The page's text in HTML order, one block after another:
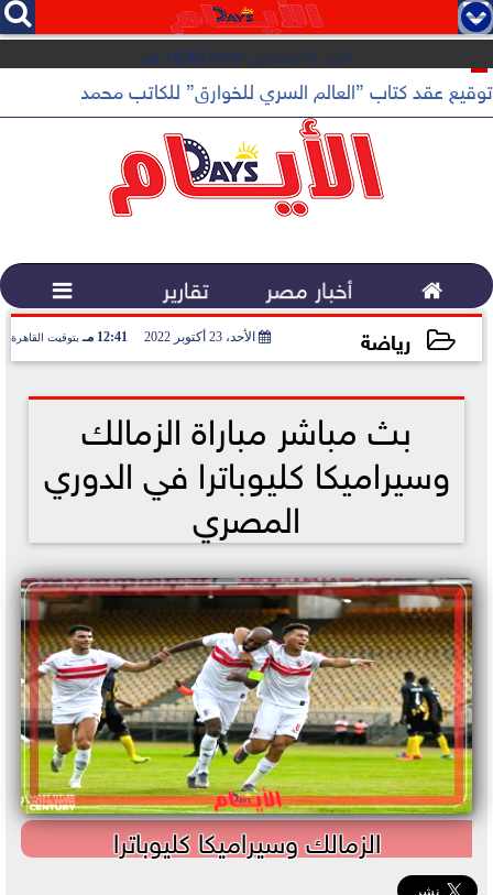
   
الأحد 9 أغسطس 2026 12:42 صـ
توقيع عقد كتاب ”العالم السري للخوارق” للكاتب محمد فرعون
 أخبار مصر تقارير 
رياضة الأحد، 23 أكتوبر 2022 12:41 مـ بتوقيت القاهرة
بث مباشر مباراة الزمالك
وسيراميكا كليوباترا في الدوري
المصري
الزمالك وسيراميكا كليوباترا